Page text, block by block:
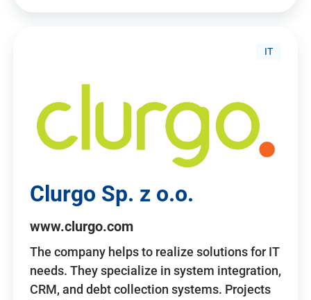
IT
Clurgo Sp. z o.o.
www.clurgo.com
The company helps to realize solutions for IT
needs. They specialize in system integration,
CRM, and debt collection systems. Projects